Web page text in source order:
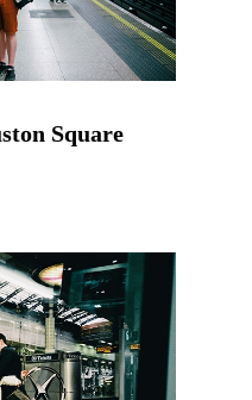
Square